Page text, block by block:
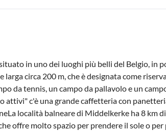
in uno dei luoghi più belli del Belgio, in
circa 200 m, che è designata come
da tennis, un campo da pallavolo e un
attivi" c'è una grande caffetteria con
località balneare di Middelkerke ha 8 km
offre molto spazio per prendere il sole o